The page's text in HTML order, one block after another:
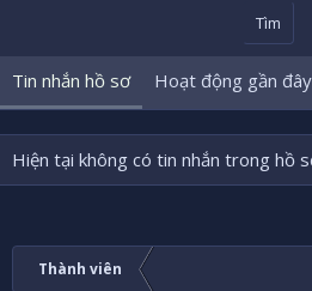
Tìm
Tin nhắn hồ sơ Hoạt động gần đây
Hiện tại không có tin nhắn trong hồ
Thành viên